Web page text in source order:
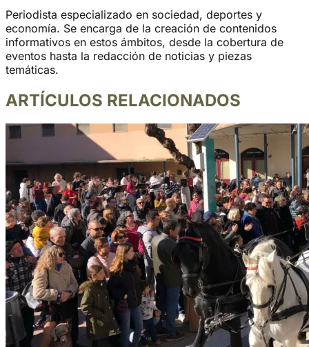
Periodista especializado en sociedad, deportes y
economía. Se encarga de la creación de contenidos
informativos en estos ámbitos, desde la cobertura de
eventos hasta la redacción de noticias y piezas
temáticas.
ARTÍCULOS RELACIONADOS